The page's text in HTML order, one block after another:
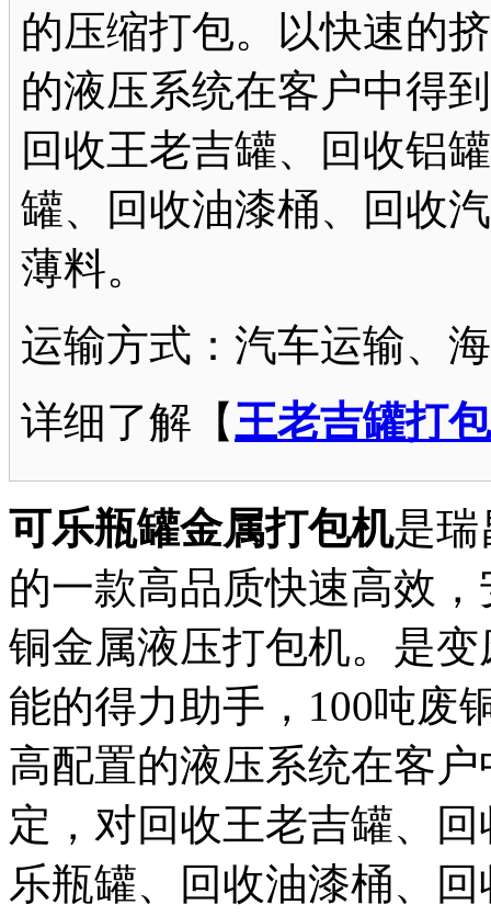
的压缩打包。以快速的
的液压系统在客户中得
回收王老吉罐、回收铝
罐、回收油漆桶、回收
薄料。
运输方式：汽车运输、
详细了解【 王老吉罐打
可乐瓶罐金属打包机是瑞
的一款高品质快速高效
铜金属液压打包机。是
能的得力助手，100吨废
高配置的液压系统在客
定，对回收王老吉罐、
乐瓶罐、回收油漆桶、